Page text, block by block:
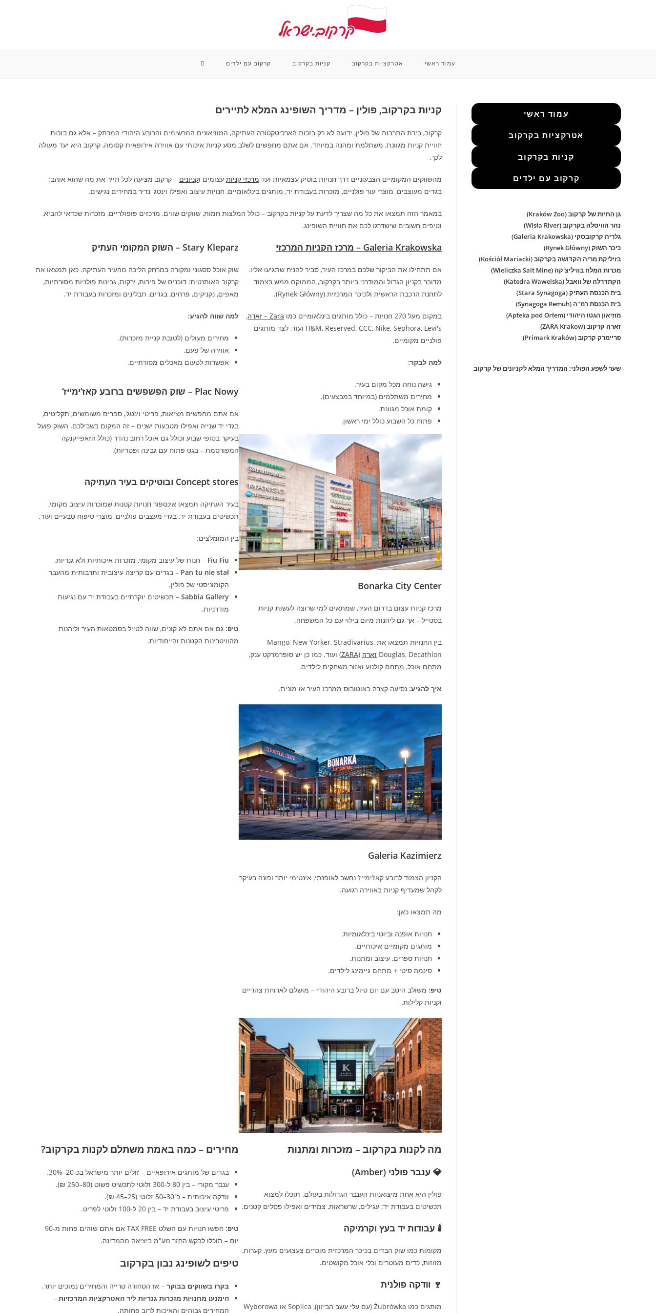
עמוד ראשי אטרקציות בקרקוב קניות בקרקוב קרקוב עם ילדים TOGGLE
קניות בקרקוב, פולין – מדריך השופינג המלא לתיירים
קרקוב, בירת התרבות של פולין, ידועה לא רק בזכות הארכיטקטורה העתיקה, המוזיאונים המרשימים והרובע היהודי המרתק – אלא גם בזכות
חוויית קניות מגוונת, משתלמת ומהנה במיוחד. אם אתם מחפשים לשלב מסע קניות איכותי עם אווירה אירופאית קסומה, קרקוב היא יעד מעולה
לכך.
מהשווקים המקומיים הצבעוניים דרך חנויות בוטיק עצמאיות ועד מרכזי קניות עצומים וקניונים – קרקוב מציעה לכל תייר את מה שהוא אוהב:
בגדים מעוצבים, מוצרי עור פולניים, מזכרות בעבודת יד, מותגים בינלאומיים, חנויות עיצוב ואפילו וינטג' נדיר במחירים נגישים.
במאמר הזה תמצאו את כל מה שצריך לדעת על קניות בקרקוב – כולל המלצות חמות, שווקים שווים, מרכזים פופולריים, מזכרות שכדאי להביא,
וטיפים חשובים שישדרגו לכם את חוויית השופינג.
Galeria Krakowska – מרכז הקניות המרכזי
אם תתחילו את הביקור שלכם במרכז העיר, סביר להניח שתגיעו אליו.
מדובר בקניון הגדול והמודרני ביותר בקרקוב, הממוקם ממש בצמוד
לתחנת הרכבת הראשית ולכיכר המרכזית (Rynek Główny).
במקום מעל 270 חנויות – כולל מותגים בינלאומיים כמו Zara – זארה
,
H&M, Reserved, CCC, Nike, Sephora, Levi's ועוד, לצד מותגים
פולניים מקומיים.
למה לבקר:
גישה נוחה מכל מקום בעיר.
מחירים משתלמים (במיוחד במבצעים).
קומת אוכל מגוונת.
פתוח כל השבוע כולל ימי ראשון.
Bonarka City Center
מרכז קניות עצום בדרום העיר, שמתאים למי שרוצה לעשות קניות
בסטייל – אך גם ליהנות מיום בילוי עם כל המשפחה.
בין החנויות תמצאו את Mango, New Yorker, Stradivarius,
Douglas, Decathlon זארה (
ZARA) ועוד. כמו כן יש סופרמרקט ענק,
מתחם אוכל, מתחם קולנוע ואזור משחקים לילדים.
איך להגיע: נסיעה קצרה באוטובוס ממרכז העיר או מונית.
Galeria Kazimierz
הקניון הצמוד לרובע קאז’ימייז’ נחשב לאופנתי, אינטימי יותר ופונה בעיקר
לקהל שמעדיף קניות באווירה רגועה.
מה תמצאו כאן:
חנויות אופנה וביוטי בינלאומיות.
מותגים מקומיים איכותיים.
חנויות ספרים, עיצוב ומתנות.
סינמה סיטי + מתחם גיימינג לילדים.
טיפ: משולב היטב עם יום טיול ברובע היהודי – מושלם לארוחת צהריים
וקניות קלילות.
Stary Kleparz – השוק המקומי העתיק
שוק אוכל ססגוני ומקורה במרחק הליכה מהעיר העתיקה. כאן תמצאו את
קרקוב האותנטית: דוכנים של פירות, ירקות, גבינות פולניות מסורתיות,
מאפים, נקניקים, פרחים, בגדים, תבלינים ומזכרות בעבודת יד.
למה שווה להגיע:
מחירים מעולים (לטובת קניית מזכרות).
אווירה של פעם.
אפשרות לטעום מאכלים מסורתיים.
Plac Nowy – שוק הפשפשים ברובע קאז’ימייז’
אם אתם מחפשים מציאות, פריטי וינטג', ספרים משומשים, תקליטים,
בגדי יד שנייה ואפילו מטבעות ישנים – זה המקום בשבילכם. השוק פועל
בעיקר בסופי שבוע וכולל גם אוכל רחוב נהדר (כולל הזאפייקנקה
המפורסמת – בגט פתוח עם גבינה ופטריות).
Concept stores ובוטיקים בעיר העתיקה
בעיר העתיקה תמצאו אינספור חנויות קטנות שמוכרות עיצוב מקומי,
תכשיטים בעבודת יד, בגדי מעצבים פולניים, מוצרי טיפוח טבעיים ועוד.
בין המומלצים:
Fiu Fiu – חנות של עיצוב מקומי, מזכרות איכותיות ולא גנריות.
Pan tu nie stał – בגדים עם קריצה עיצובית ותרבותית מהעבר
הקומוניסטי של פולין.
Sabbia Gallery – תכשיטים יוקרתיים בעבודת יד עם נגיעות
מודרניות.
טיפ: גם אם אתם לא קונים, שווה לטייל בסמטאות העיר וליהנות
מהוויטרינות הקטנות והייחודיות.
מה לקנות בקרקוב – מזכרות ומתנות
💎 ענבר פולני (Amber)
פולין היא אחת מיצואניות הענבר הגדולות בעולם. תוכלו למצוא
תכשיטים בעבודת יד: עגילים, שרשראות, צמידים ואפילו פסלים קטנים.
🕯️ עבודות יד בעץ וקרמיקה
מקומות כמו שוק הבדים בכיכר המרכזית מוכרים צעצועים מעץ, קערות,
מזוזות, כדים מעוטרים וכלי אוכל מקושטים.
🍷 וודקה פולנית
מותגים כמו Żubrówka (עם עלי עשב הביזון), Soplica או Wyborowa
מחירים – כמה באמת משתלם לקנות בקרקוב?
בגדים של מותגים אירופאיים – זולים יותר מישראל בכ-20–30%.
ענבר מקורי – בין 80 ל-300 זלוטי לתכשיט פשוט (80–250 ₪).
וודקה איכותית – כ־30–50 זלוטי (25–45 ₪).
פריטי עיצוב בעבודת יד – בין 20 ל-100 זלוטי לפריט.
טיפ:
חפשו חנויות עם השלט TAX FREE אם אתם שוהים פחות מ-90
יום – תוכלו לבקש החזר מע"מ ביציאה מהמדינה.
טיפים לשופינג נבון בקרקוב
בקרו בשווקים בבוקר – אז הסחורה טרייה והמחירים נמוכים יותר.
הימנעו מחנויות מזכרות גנריות ליד האטרקציות המרכזיות –
המחירים גבוהים והאיכות לרוב פחותה.
עמוד ראשי
אטרקציות בקרקוב
קניות בקרקוב
קרקוב עם ילדים
גן החיות של קרקוב (Kraków Zoo)
נהר הוויסלה בקרקוב (Wisła River)
גלריה קרקובסקי (Galeria Krakowska)
כיכר השוק (Rynek Główny)
בזיליקת מריה הקדושה בקרקוב (Kościół Mariacki)
מכרות המלח בוויליצ'קה (Wieliczka Salt Mine)
הקתדרלה של וואבל (Katedra Wawelska)
בית הכנסת העתיק (Stara Synagoga)
בית הכנסת רמ"ה (Synagoga Remuh)
מוזיאון הגטו היהודי (Apteka pod Orłem)
זארה קרקוב (ZARA Krakow)
פריימרק קרקוב (Primark Kraków)
שער לשפע הפולני: המדריך המלא לקניונים של קרקוב